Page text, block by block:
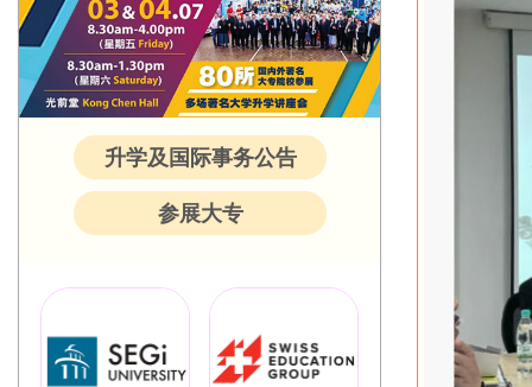
升学及国际事务公告
参展大专